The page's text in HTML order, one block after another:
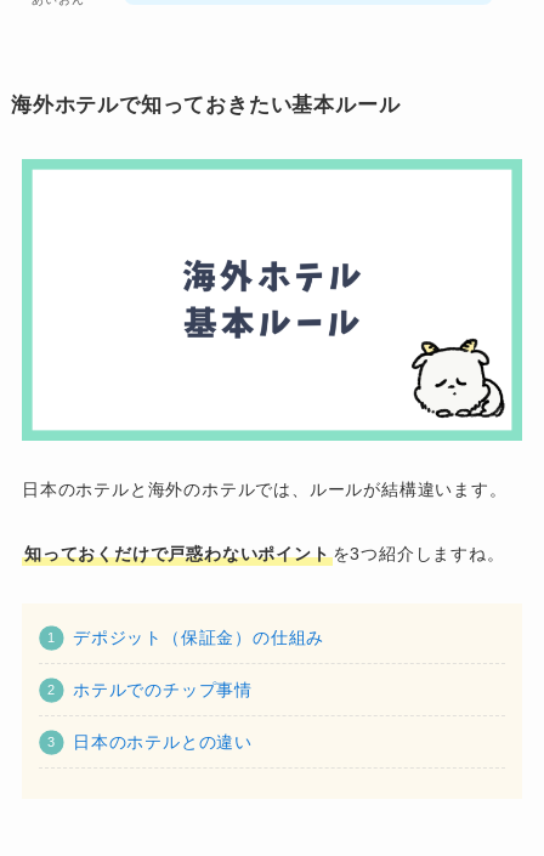
海外ホテルで知っておきたい基本ルール
日本のホテルと海外のホテルでは、ルールが結構違います。
知っておくだけで戸惑わないポイントを3つ紹介しますね。
デポジット（保証金）の仕組み
ホテルでのチップ事情
日本のホテルとの違い